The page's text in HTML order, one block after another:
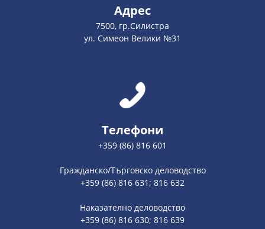
Адрес
7500, гр.Силистра
ул. Симеон Велики №31
Телефони
+359 (86) 816 601
Гражданско/Търговско деловодство
+359 (86) 816 631; 816 632
Наказателно деловодство
+359 (86) 816 630; 816 639